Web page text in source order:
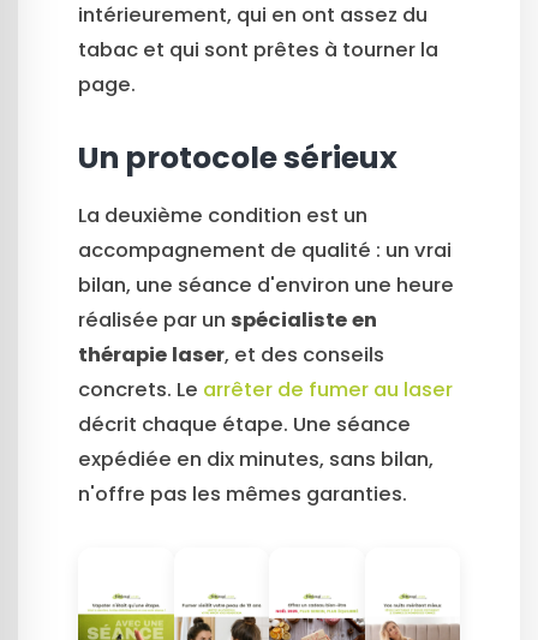
intérieurement, qui en ont assez du
tabac et qui sont prêtes à tourner la
page.
Un protocole sérieux
La deuxième condition est un
accompagnement de qualité : un vrai
bilan, une séance d'environ une heure
réalisée par un spécialiste en
thérapie laser, et des conseils
concrets. Le arrêter de fumer au laser
décrit chaque étape. Une séance
expédiée en dix minutes, sans bilan,
n'offre pas les mêmes garanties.